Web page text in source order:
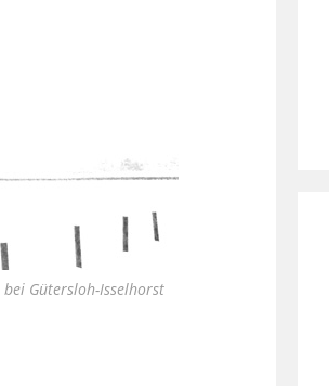
Gütersloh-Isselhorst